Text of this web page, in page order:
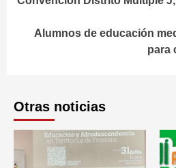
Alumnos de educación
para
Otras noticias